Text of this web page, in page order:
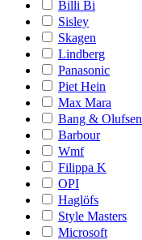
Billi Bi
Sisley
Skagen
Lindberg
Panasonic
Piet Hein
Max Mara
Bang & Olufsen
Barbour
Wmf
Filippa K
OPI
Haglöfs
Style Masters
Microsoft